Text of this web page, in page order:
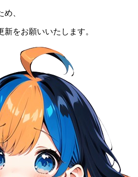
、
をお願いいたします。